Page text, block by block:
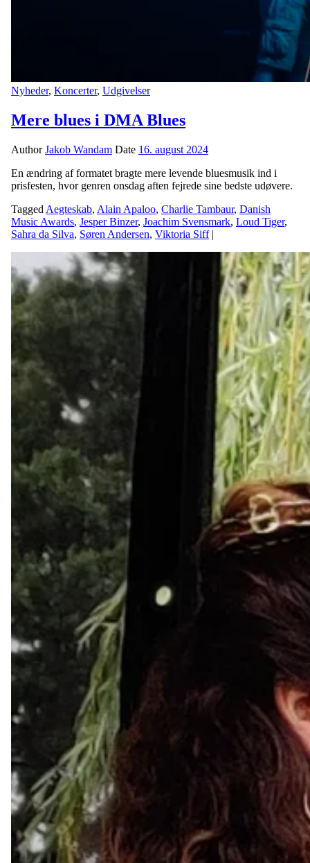
Nyheder, Koncerter, Udgivelser
Mere blues i DMA Blues
AuthorJakob Wandam Date 16. august 2024
En ændring af formatet bragte mere levende bluesmusik ind i
prisfesten, hvor genren onsdag aften fejrede sine bedste udøvere.
Tagged Aegteskab, Alain Apaloo, Charlie Tambaur, Danish
Music Awards, Jesper Binzer, Joachim Svensmark, Loud Tiger,
Sahra da Silva, Søren Andersen, Viktoria Siff |